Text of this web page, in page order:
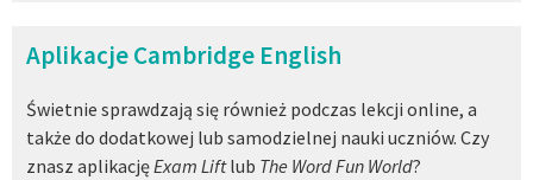
Aplikacje Cambridge English
Świetnie sprawdzają się również podczas lekcji online, a
także do dodatkowej lub samodzielnej nauki uczniów. Czy
znasz aplikacjęExam Liftlub The Word Fun World?